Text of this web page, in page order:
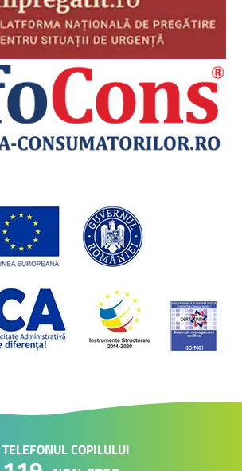
TELEFONUL COPILULUI